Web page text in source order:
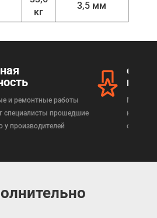
кг
3,5 мм
и ремонтные работы
специалисты прошедшие
у производителей
Мы